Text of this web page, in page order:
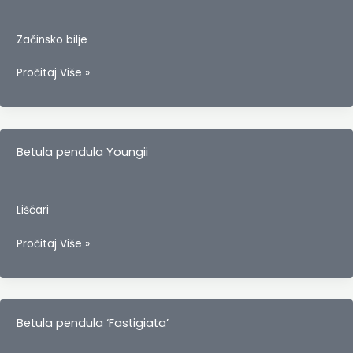
Začinsko bilje
Bosiljak
basilicum)
Pročitaj Više »
Betula pendula Youngii
Lišćari
Betula
Youngii
Pročitaj Više »
Betula pendula ‘Fastigiata’